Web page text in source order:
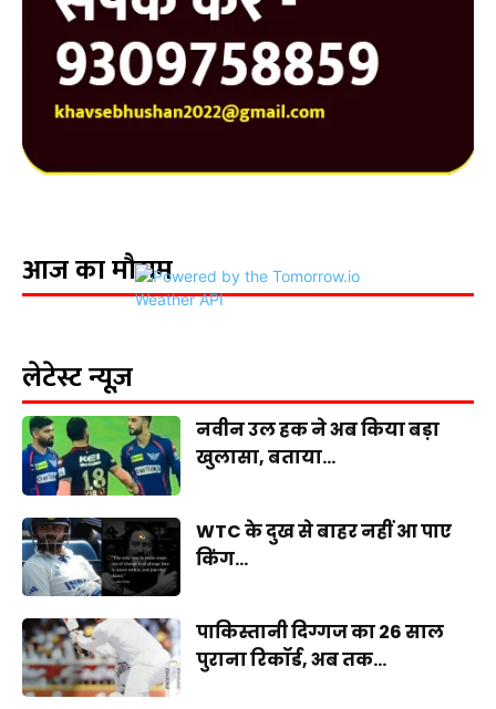
आज का मौसम
लेटेस्ट न्यूज़
नवीन उल हक ने अब किया बड़ा
खुलासा, बताया...
WTC के दुख से बाहर नहीं आ पाए
किंग...
पाकिस्तानी दिग्गज का 26 साल
पुराना रिकॉर्ड, अब तक...